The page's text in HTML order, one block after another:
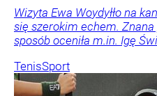
Wizyta Ewa Woydyłło na
się szerokim echem.
sposób oceniła m.in. Igę
TenisSport